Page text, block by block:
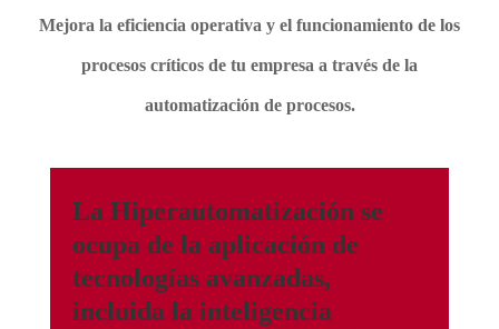
Mejora la eficiencia operativa y el funcionamiento de los
procesos críticos de tu empresa a través de la
automatización de procesos.
La Hiperautomatización se
ocupa de la aplicación de
tecnologías avanzadas,
incluida la inteligencia